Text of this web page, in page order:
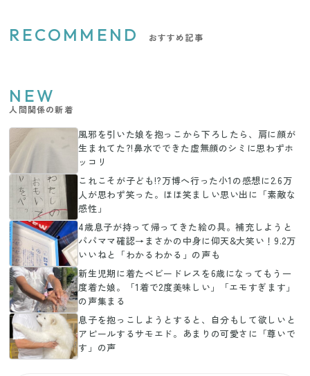
RECOMMEND おすすめ記事
NEW
人間関係の新着
風邪を引いた娘を抱っこから下ろしたら、肩に顔が
生まれてた?!鼻水でできた虚無顔のシミに思わずホ
ッコリ
これこそが子ども!?万博へ行った小1の感想に2.6万
人が思わず笑った。ほほ笑ましい思い出に「素敵な
感性」
4歳息子が持って帰ってきた絵の具。補充しようと
パパママ確認→まさかの中身に仰天&大笑い！9.2万
いいねと「わかるわかる」の声も
新生児期に着たベビードレスを6歳になってもう一
度着た娘。「1着で2度美味しい」「エモすぎます」
の声集まる
息子を抱っこしようとすると、自分もして欲しいと
アピールするサモエド。あまりの可愛さに「尊いで
す」の声